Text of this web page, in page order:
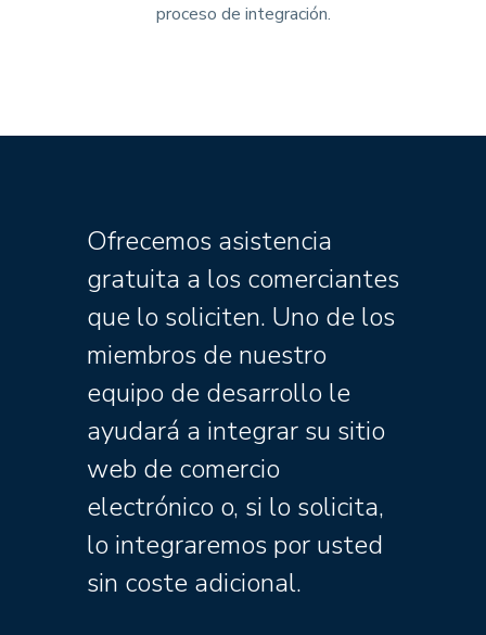
proceso de integración.
Ofrecemos asistencia
gratuita a los comerciantes
que lo soliciten. Uno de los
miembros de nuestro
equipo de desarrollo le
ayudará a integrar su sitio
web de comercio
electrónico o, si lo solicita,
lo integraremos por usted
sin coste adicional.